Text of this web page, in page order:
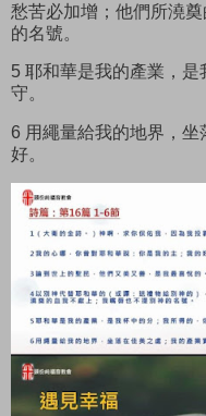
愁苦必加增；他們所澆
的名號。
5 耶和華是我的產業，
守。
6 用繩量給我的地界，
好。